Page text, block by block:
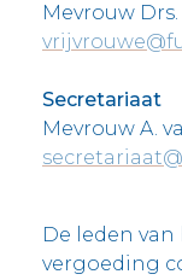
Mevrouw
Secretariaat
Mevrouw A.
De leden
vergoeding